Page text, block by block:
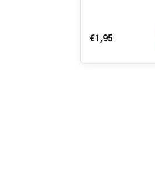
€1,95